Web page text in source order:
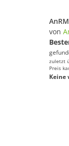
von
zuletzt
Preis
Keine